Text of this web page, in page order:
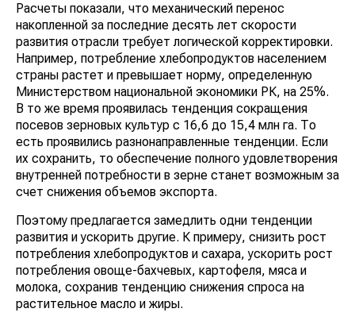
Расчеты показали, что механический перенос
накопленной за последние десять лет скорости
развития отрасли требует логической корректировки.
Например, потребление хлебопродуктов населением
страны растет и превышает норму, определенную
Министерством национальной экономики РК, на 25%.
В то же время проявилась тенденция сокращения
посевов зерновых культур с 16,6 до 15,4 млн га. То
есть проявились разнонаправленные тенденции. Если
их сохранить, то обеспечение полного удовлетворения
внутренней потребности в зерне станет возможным за
счет снижения объемов экспорта.
Поэтому предлагается замедлить одни тенденции
развития и ускорить другие. К примеру, снизить рост
потребления хлебопродуктов и сахара, ускорить рост
потребления овоще-бахчевых, картофеля, мяса и
молока, сохранив тенденцию снижения спроса на
растительное масло и жиры.